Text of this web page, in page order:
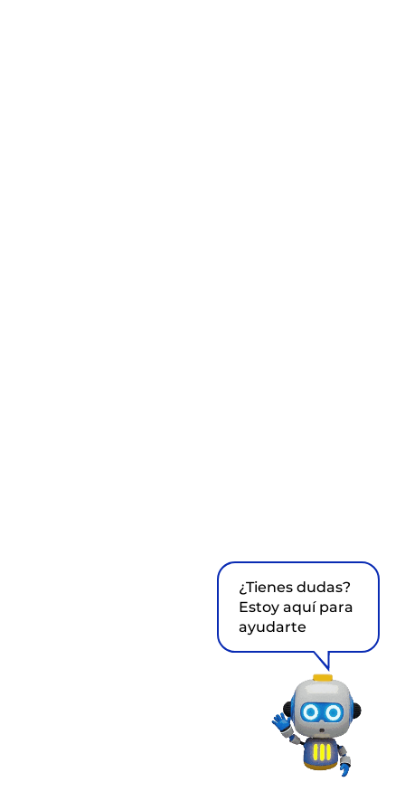
¿Tienes dudas?
Estoy aquí para
ayudarte